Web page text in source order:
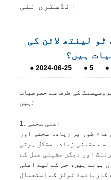
انڈسٹری نئی
لینتھ لائن کی
ہیں؟
● 2024-06-25 ● 5 ●
کی طرف سے خصوصیات
ہیں:
1. اعلی سختی
طور پر زیادہ سختی اور
سے مشینی زیادہ مشکل ہوتی
اور دیگر مشینی عمل کے
ہوتے ہیں، جس کے لیے اعلی
ٹولز کے استعمال